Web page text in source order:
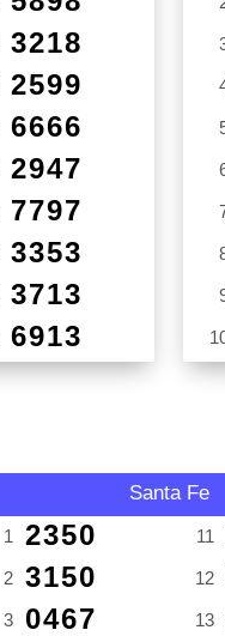
3218
2599
6666
2947
7797
3353
3713
6913
Santa Fe
1 2350
2 3150
3 0467
11
12
13